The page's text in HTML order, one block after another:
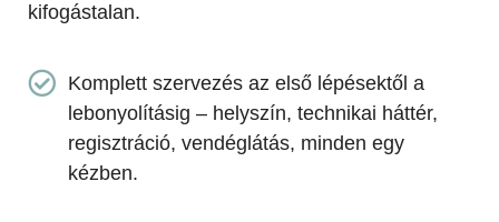
kifogástalan.
Komplett szervezés az első lépésektől a
lebonyolításig – helyszín, technikai háttér,
regisztráció, vendéglátás, minden egy
kézben.